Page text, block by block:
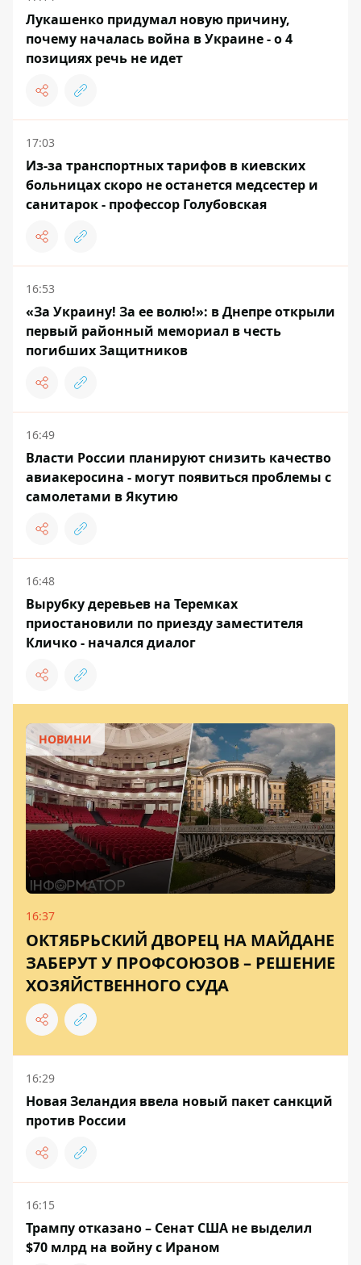
Лукашенко придумал новую причину,
почему началась война в Украине - о 4
позициях речь не идет
17:03
Из-за транспортных тарифов в киевских
больницах скоро не останется медсестер и
санитарок - профессор Голубовская
16:53
«За Украину! За ее волю!»: в Днепре открыли
первый районный мемориал в честь
погибших Защитников
16:49
Власти России планируют снизить качество
авиакеросина - могут появиться проблемы с
самолетами в Якутию
16:48
Вырубку деревьев на Теремках
приостановили по приезду заместителя
Кличко - начался диалог
НОВИНИ
16:37
ОКТЯБРЬСКИЙ ДВОРЕЦ НА МАЙДАНЕ
ЗАБЕРУТ У ПРОФСОЮЗОВ – РЕШЕНИЕ
ХОЗЯЙСТВЕННОГО СУДА
16:29
Новая Зеландия ввела новый пакет санкций
против России
16:15
Трампу отказано – Сенат США не выделил
$70 млрд на войну с Ираном